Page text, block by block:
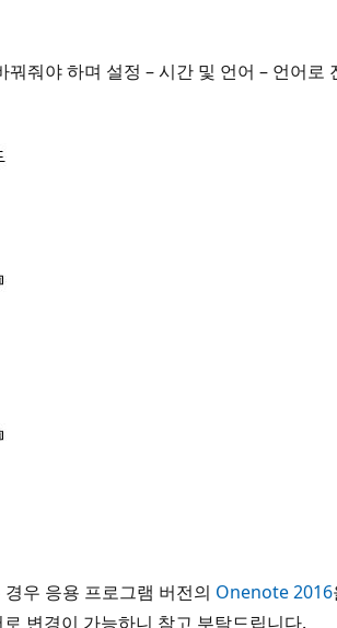
줘야 하며 설정 – 시간 및 언어 – 언어
우 응용 프로그램 버전의 Onenote 2016
변경이 가능하니 참고 부탁드립니다.